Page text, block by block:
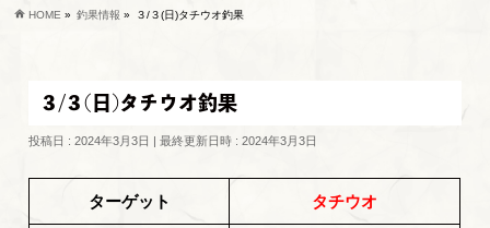
HOME » 釣果情報 » ３/３(日)タチウオ釣果
３/３(日)タチウオ釣果
投稿日 : 2024年3月3日 最終更新日時 : 2024年3月3日
ターゲット タチウオ